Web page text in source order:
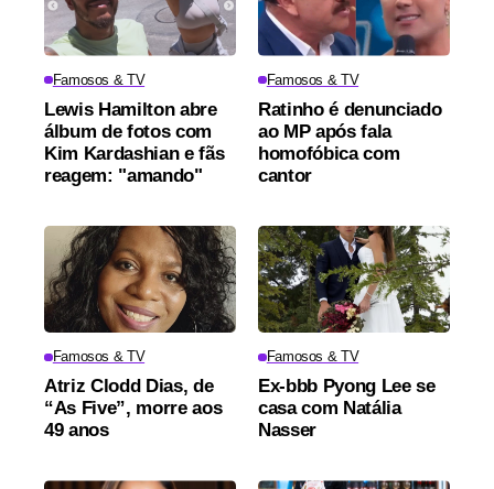
Famosos & TV
Lewis Hamilton abre
álbum de fotos com
Kim Kardashian e fãs
reagem: "amando"
Famosos & TV
Ratinho é denunciado
ao MP após fala
homofóbica com
cantor
Famosos & TV
Atriz Clodd Dias, de
“As Five”, morre aos
49 anos
Famosos & TV
Ex-bbb Pyong Lee se
casa com Natália
Nasser